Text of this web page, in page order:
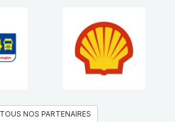
TOUS NOS PARTENAIRES